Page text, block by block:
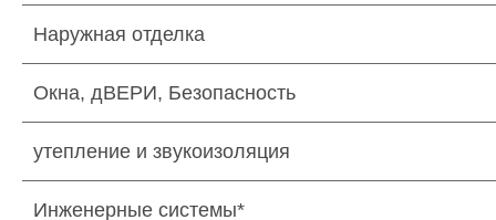
Наружная отделка
Окна, дВЕРИ, Безопасность
утепление и звукоизоляция
Инженерные системы*